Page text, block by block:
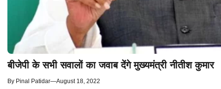
बीजेपी के सभी सवालों का जवाब देंगे मुख्यमंत्री नीतीश कुमार
By Pinal Patidar—August 18, 2022